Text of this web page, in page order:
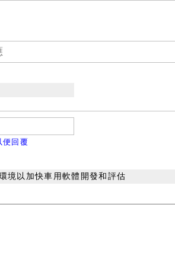
便回覆
境以加快車用軟體開發和評估